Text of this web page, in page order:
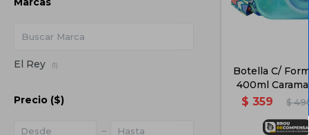
Botella C/
400ml
$ 359 $
El Rey (1)
Precio ($)